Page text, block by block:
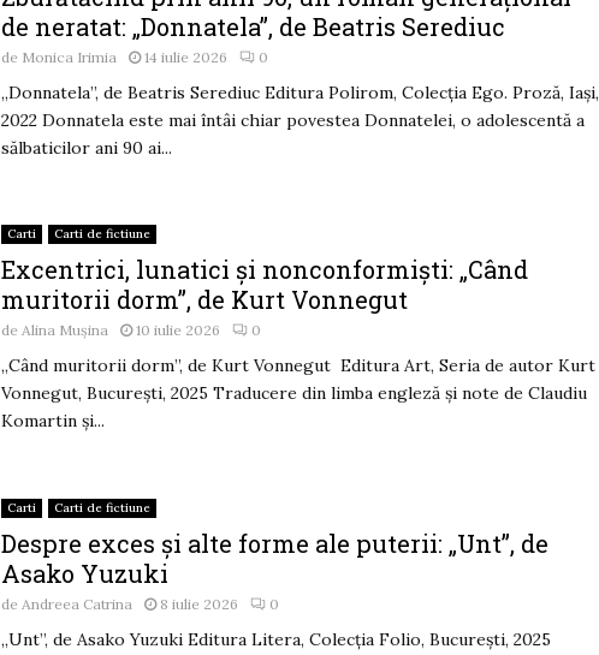
de neratat: „Donnatela”, de Beatris Serediuc
de Monica Irimia 14 iulie 2026 0
„Donnatela”, de Beatris Serediuc Editura Polirom, Colecția Ego. Proză, Iași,
2022 Donnatela este mai întâi chiar povestea Donnatelei, o adolescentă a
sălbaticilor ani 90 ai...
Carti Carti de fictiune
Excentrici, lunatici și nonconformiști: „Când
muritorii dorm”, de Kurt Vonnegut
deAlina Mușina 10 iulie 2026 0
„Când muritorii dorm”, de Kurt Vonnegut Editura Art, Seria de autor Kurt
Vonnegut, București, 2025 Traducere din limba engleză și note de Claudiu
Komartin și...
Carti Carti de fictiune
Despre exces și alte forme ale puterii: „Unt”, de
Asako Yuzuki
de Andreea Catrina 8 iulie 2026 0
„Unt”, de Asako Yuzuki Editura Litera, Colecția Folio, București, 2025